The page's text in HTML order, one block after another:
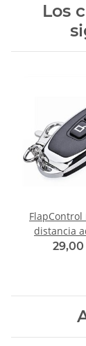
Los
FlapControl
distancia